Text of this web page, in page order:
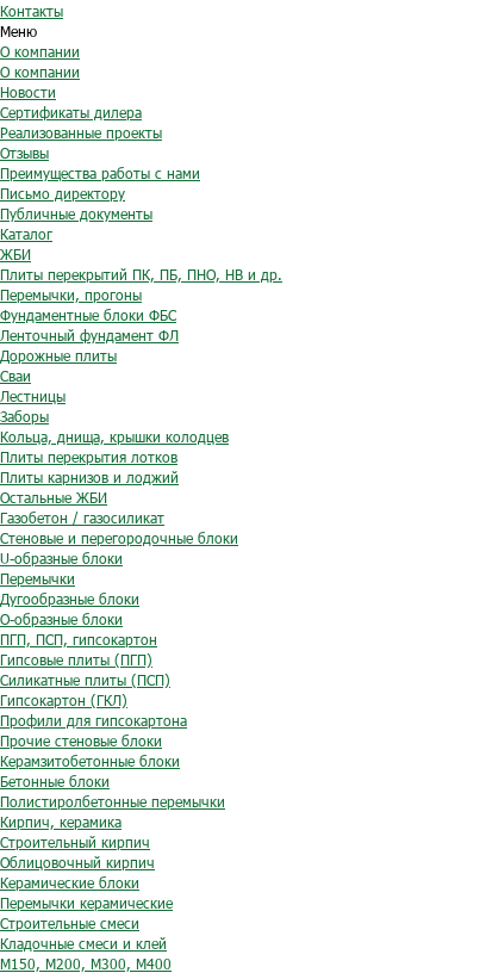
Контакты
Меню
О компании
О компании
Новости
Сертификаты дилера
Реализованные проекты
Отзывы
Преимущества работы с нами
Письмо директору
Публичные документы
Каталог
ЖБИ
Плиты перекрытий ПК, ПБ, ПНО, НВ и др.
Перемычки, прогоны
Фундаментные блоки ФБС
Ленточный фундамент ФЛ
Дорожные плиты
Сваи
Лестницы
Заборы
Кольца, днища, крышки колодцев
Плиты перекрытия лотков
Плиты карнизов и лоджий
Остальные ЖБИ
Газобетон / газосиликат
Стеновые и перегородочные блоки
U-образные блоки
Перемычки
Дугообразные блоки
O-образные блоки
ПГП, ПСП, гипсокартон
Гипсовые плиты (ПГП)
Силикатные плиты (ПСП)
Гипсокартон (ГКЛ)
Профили для гипсокартона
Прочие стеновые блоки
Керамзитобетонные блоки
Бетонные блоки
Полистиролбетонные перемычки
Кирпич, керамика
Строительный кирпич
Облицовочный кирпич
Керамические блоки
Перемычки керамические
Строительные смеси
Кладочные смеси и клей
М150, М200, М300, М400